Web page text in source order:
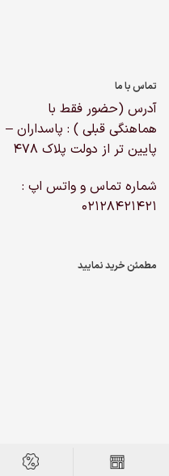
تماس با ما
آدرس (حضور فقط با
هماهنگی قبلی ) : پاسداران –
پایین تر از دولت پلاک ۴۷۸
شماره تماس و واتس اپ :
02128421421
مطمئن خرید نمایید